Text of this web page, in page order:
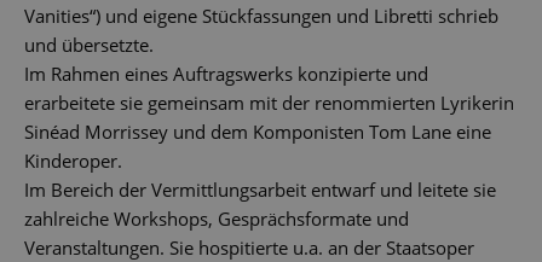
Vanities“) und eigene Stückfassungen und Libretti schrieb
und übersetzte.
Im Rahmen eines Auftragswerks konzipierte und
erarbeitete sie gemeinsam mit der renommierten Lyrikerin
Sinéad Morrissey und dem Komponisten Tom Lane eine
Kinderoper.
Im Bereich der Vermittlungsarbeit entwarf und leitete sie
zahlreiche Workshops, Gesprächsformate und
Veranstaltungen. Sie hospitierte u.a. an der Staatsoper